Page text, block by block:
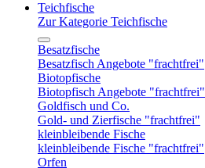
Teichfische
Zur Kategorie Teichfische
Besatzfische
Besatzfisch Angebote "frachtfrei"
Biotopfische
Biotopfisch Angebote "frachtfrei"
Goldfisch und Co.
Gold- und Zierfische "frachtfrei"
kleinbleibende Fische
kleinbleibende Fische "frachtfrei"
Orfen